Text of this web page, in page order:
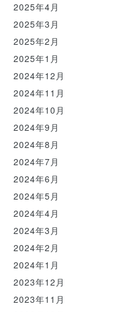
2025年4月
2025年3月
2025年2月
2025年1月
2024年12月
2024年11月
2024年10月
2024年9月
2024年8月
2024年7月
2024年6月
2024年5月
2024年4月
2024年3月
2024年2月
2024年1月
2023年12月
2023年11月